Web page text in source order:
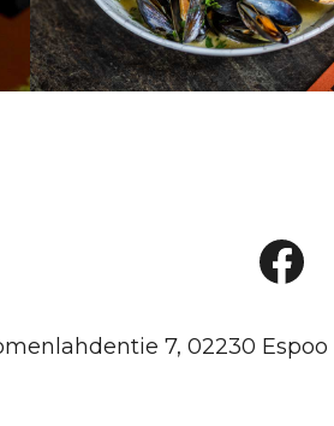
7, 02230 Espoo |